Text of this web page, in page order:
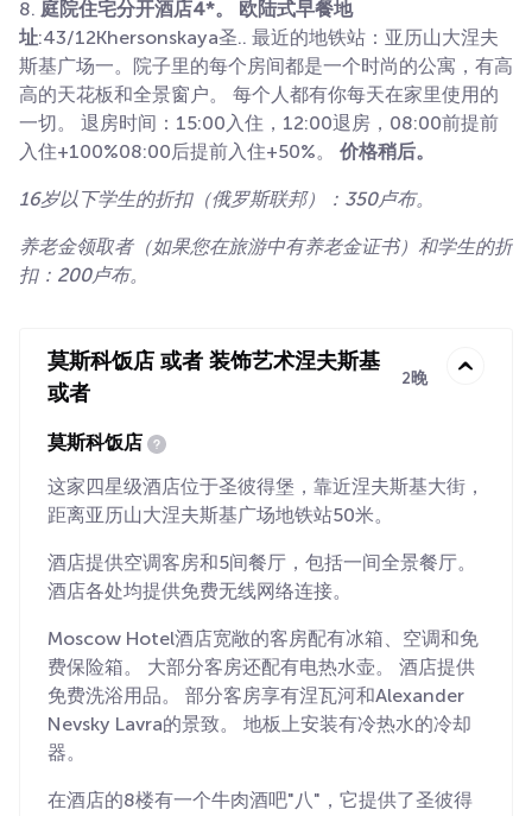
8. 庭院住宅分开酒店4*。 欧陆式早餐地
址:43/12Khersonskaya圣.. 最近的地铁站：亚历山大涅夫
斯基广场一。院子里的每个房间都是一个时尚的公寓，有高
高的天花板和全景窗户。 每个人都有你每天在家里使用的
一切。 退房时间：15:00入住，12:00退房，08:00前提前
入住+100%08:00后提前入住+50%。 价格稍后。
16岁以下学生的折扣（俄罗斯联邦）：350卢布。
养老金领取者（如果您在旅游中有养老金证书）和学生的折
扣：200卢布。
莫斯科饭店 或者 装饰艺术涅夫斯基
或者
2晚
莫斯科饭店
这家四星级酒店位于圣彼得堡，靠近涅夫斯基大街，
距离亚历山大涅夫斯基广场地铁站50米。
酒店提供空调客房和5间餐厅，包括一间全景餐厅。
酒店各处均提供免费无线网络连接。
Moscow Hotel酒店宽敞的客房配有冰箱、空调和免
费保险箱。 大部分客房还配有电热水壶。 酒店提供
免费洗浴用品。 部分客房享有涅瓦河和Alexander
Nevsky Lavra的景致。 地板上安装有冷热水的冷却
器。
在酒店的8楼有一个牛肉酒吧"八"，它提供了圣彼得